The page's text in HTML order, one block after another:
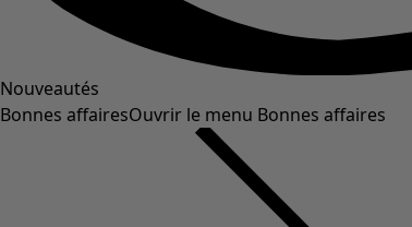
Nouveautés
Bonnes affairesOuvrir le menu Bonnes affaires